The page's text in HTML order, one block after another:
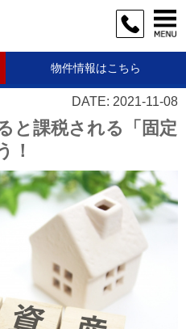
物件情報はこちら
DATE: 2021-11-08
と課税される「固定
！